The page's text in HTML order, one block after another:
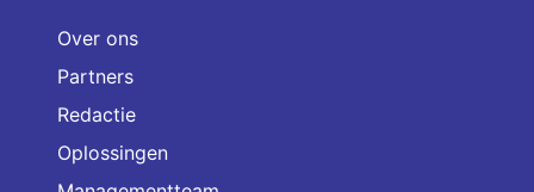
Over ons
Partners
Redactie
Oplossingen